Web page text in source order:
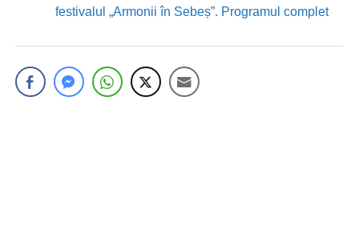
festivalul „Armonii în Sebeș”. Programul complet